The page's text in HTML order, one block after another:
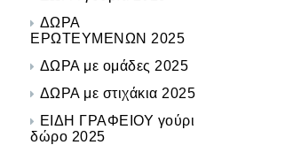
ΔΩΡΑ
ΕΡΩΤΕΥΜΕΝΩΝ 2025
ΔΩΡΑ με ομάδες 2025
ΔΩΡΑ με στιχάκια 2025
ΕΙΔΗ ΓΡΑΦΕΙΟΥ γούρι
δώρο 2025